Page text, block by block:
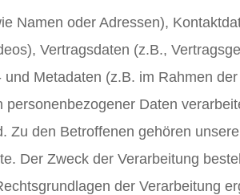
Namen oder Adressen),
Vertragsdaten (z.B.,
Metadaten (z.B. im Rahmen
Daten
den Betroffenen gehören
Der Zweck der Verarbeitung
der Verarbeitung